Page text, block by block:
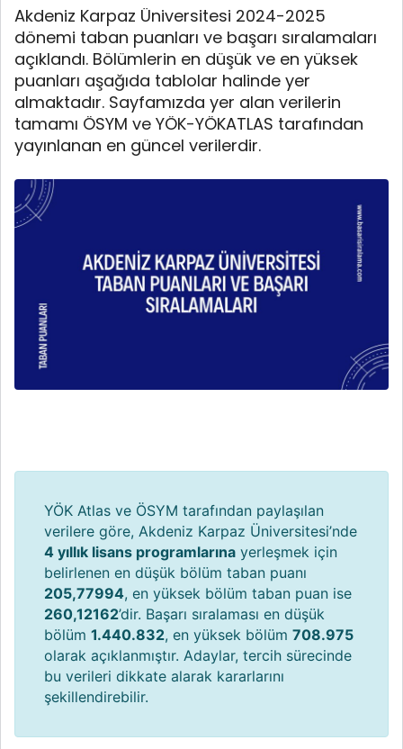
Akdeniz Karpaz Üniversitesi 2024-2025
dönemi taban puanları ve başarı sıralamaları
açıklandı. Bölümlerin en düşük ve en yüksek
puanları aşağıda tablolar halinde yer
almaktadır. Sayfamızda yer alan verilerin
tamamı ÖSYM ve YÖK-YÖKATLAS tarafından
yayınlanan en güncel verilerdir.
YÖK Atlas ve ÖSYM tarafından paylaşılan
verilere göre, Akdeniz Karpaz Üniversitesi’nde
4 yıllık lisans programlarına yerleşmek için
belirlenen en düşük bölüm taban puanı
205,77994, en yüksek bölüm taban puan ise
260,12162’dir. Başarı sıralaması en düşük
bölüm 1.440.832, en yüksek bölüm 708.975
olarak açıklanmıştır. Adaylar, tercih sürecinde
bu verileri dikkate alarak kararlarını
şekillendirebilir.